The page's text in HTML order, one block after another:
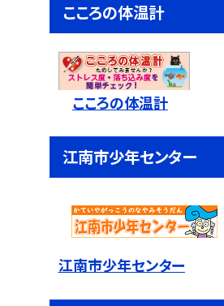
こころの体温計
こころの体温計
江南市少年センター
江南市少年センター